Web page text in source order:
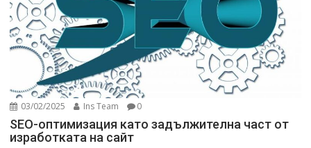
03/02/2025 Ins Team 0
SEO-оптимизация като задължителна част от
изработката на сайт